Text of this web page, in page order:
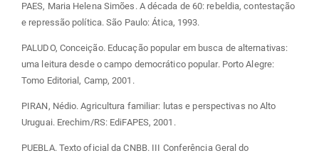
PAES, Maria Helena Simões. A década de 60: rebeldia, contestação
e repressão política. São Paulo: Ática, 1993.
PALUDO, Conceição. Educação popular em busca de alternativas:
uma leitura desde o campo democrático popular. Porto Alegre:
Tomo Editorial, Camp, 2001.
PIRAN, Nédio. Agricultura familiar: lutas e perspectivas no Alto
Uruguai. Erechim/RS: EdiFAPES, 2001.
PUEBLA. Texto oficial da CNBB. III Conferência Geral do